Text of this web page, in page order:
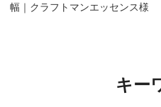
幅｜クラフトマンエッセンス様
キー